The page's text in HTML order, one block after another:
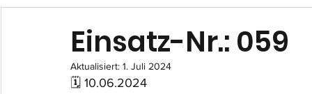
Einsatz-Nr.: 059
Aktualisiert: 1. Juli 2024
🗓 10.06.2024